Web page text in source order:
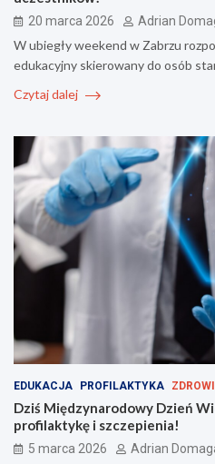
20 marca 2026 Adrian
W ubiegły weekend w Zabrzu
edukacyjny skierowany do osób
Czytaj dalej
EDUKACJA PROFILAKTYKA
Dziś Międzynarodowy Dzień
profilaktykę i szczepienia!
5 marca 2026 Adrian